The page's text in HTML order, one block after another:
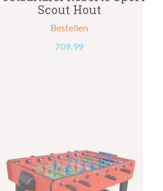
Scout Hout
Bestellen
709.99